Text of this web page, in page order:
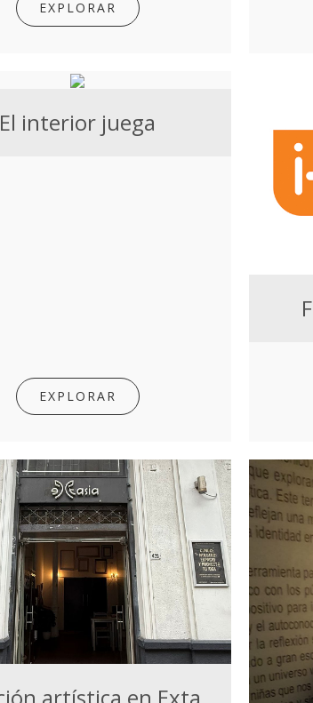
EXPLORAR
El interior juega
EXPLORAR